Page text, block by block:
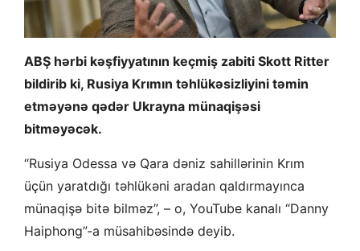
ABŞ hərbi kəşfiyyatının keçmiş zabiti Skott Ritter
bildirib ki, Rusiya Krımın təhlükəsizliyini təmin
etməyənə qədər Ukrayna münaqişəsi
bitməyəcək.
“Rusiya Odessa və Qara dəniz sahillərinin Krım
üçün yaratdığı təhlükəni aradan qaldırmayınca
münaqişə bitə bilməz”, – o, YouTube kanalı “Danny
Haiphong”-a müsahibəsində deyib.